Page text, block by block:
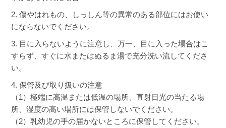
2. 傷やはれもの、しっしん等の異常のある部位にはお使い
にならないでください。
3. 目に入らないように注意し、万一、目に入った場合はこ
すらず、すぐに水またはぬるま湯で充分洗い流してくださ
い。
4. 保管及び取り扱いの注意
（1）極端に高温または低温の場所、直射日光の当たる場
所、湿度の高い場所には保管しないでください。
（2）乳幼児の手の届かないところに保管してください。